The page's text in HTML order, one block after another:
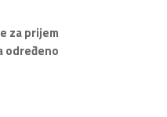
za prijem
određeno